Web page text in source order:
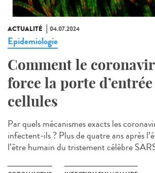
ACTUALITÉ 04.07.2024
Epidemiologie
Comment le
force la porte
cellules
Par quels mécanismes exacts les
infectent-ils ? Plus de quatre ans après
l’être humain du tristement célèbre